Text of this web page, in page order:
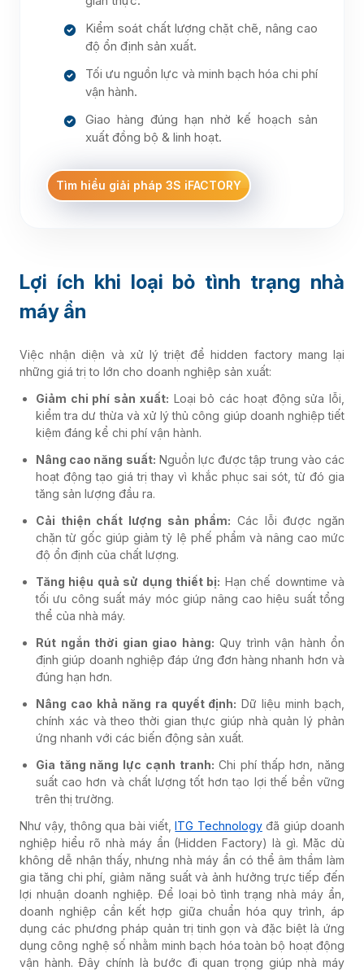
Kiểm soát chất lượng chặt chẽ, nâng cao
độ ổn định sản xuất.
Tối ưu nguồn lực và minh bạch hóa chi phí
vận hành.
Giao hàng đúng hạn nhờ kế hoạch sản
xuất đồng bộ & linh hoạt.
Tìm hiểu giải pháp 3S iFACTORY
Lợi ích khi loại bỏ tình trạng nhà
máy ẩn
Việc nhận diện và xử lý triệt để hidden factory mang lại
những giá trị to lớn cho doanh nghiệp sản xuất:
Giảm chi phí sản xuất: Loại bỏ các hoạt động sửa lỗi,
kiểm tra dư thừa và xử lý thủ công giúp doanh nghiệp tiết
kiệm đáng kể chi phí vận hành.
Nâng cao năng suất: Nguồn lực được tập trung vào các
hoạt động tạo giá trị thay vì khắc phục sai sót, từ đó gia
tăng sản lượng đầu ra.
Cải thiện chất lượng sản phẩm: Các lỗi được ngăn
chặn từ gốc giúp giảm tỷ lệ phế phẩm và nâng cao mức
độ ổn định của chất lượng.
Tăng hiệu quả sử dụng thiết bị: Hạn chế downtime và
tối ưu công suất máy móc giúp nâng cao hiệu suất tổng
thể của nhà máy.
Rút ngắn thời gian giao hàng: Quy trình vận hành ổn
định giúp doanh nghiệp đáp ứng đơn hàng nhanh hơn và
đúng hạn hơn.
Nâng cao khả năng ra quyết định: Dữ liệu minh bạch,
chính xác và theo thời gian thực giúp nhà quản lý phản
ứng nhanh với các biến động sản xuất.
Gia tăng năng lực cạnh tranh: Chi phí thấp hơn, năng
suất cao hơn và chất lượng tốt hơn tạo lợi thế bền vững
trên thị trường.
Như vậy, thông qua bài viết,ITG Technologyđã giúp doanh
nghiệp hiểu rõ nhà máy ẩn (Hidden Factory) là gì. Mặc dù
không dễ nhận thấy, nhưng nhà máy ẩn có thể âm thầm làm
gia tăng chi phí, giảm năng suất và ảnh hưởng trực tiếp đến
lợi nhuận doanh nghiệp. Để loại bỏ tình trạng nhà máy ẩn,
doanh nghiệp cần kết hợp giữa chuẩn hóa quy trình, áp
dụng các phương pháp quản trị tinh gọn và đặc biệt là ứng
dụng công nghệ số nhằm minh bạch hóa toàn bộ hoạt động
vận hành. Đây chính là bước đi quan trọng giúp nhà máy